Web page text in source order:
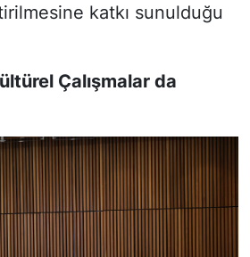
katkı sunulduğu
Çalışmalar da